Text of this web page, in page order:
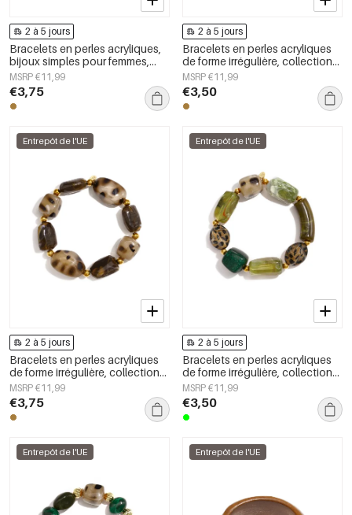
2 à 5 jours
Bracelets en perles acryliques,
bijoux simples pour femmes,
collection Daily Simple
MSRP €11,99
€3,75
2 à 5 jours
Bracelets en perles acryliques
de forme irrégulière, collection
Simple Daily Simple, bijoux pour
femmes
MSRP €11,99
€3,50
Entrepôt de l'UE
2 à 5 jours
Bracelets en perles acryliques
de forme irrégulière, collection
Simple Daily Simple, bijoux pour
femmes
MSRP €11,99
€3,75
Entrepôt de l'UE
2 à 5 jours
Bracelets en perles acryliques
de forme irrégulière, collection
Simple Daily Simple, bijoux pour
femmes
MSRP €11,99
€3,50
Entrepôt de l'UE Entrepôt de l'UE